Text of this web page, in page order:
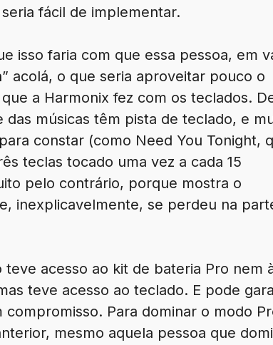
fácil de implementar.
isso faria com que essa pessoa, em
acolá, o que seria aproveitar pouco o
a Harmonix fez com os teclados.
músicas têm pista de teclado, e
constar (como Need You Tonight,
teclas tocado uma vez a cada 15
pelo contrário, porque mostra o
inexplicavelmente, se perdeu na
acesso ao kit de bateria Pro nem
teve acesso ao teclado. E pode
Para dominar o modo
mesmo aquela pessoa que